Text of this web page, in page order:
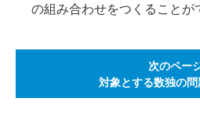
の組み合わせをつくることが
次のペー
対象とする数独の